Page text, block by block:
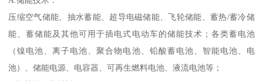
压缩空气储能、抽水蓄能、超导电磁储能、飞轮储能、蓄热/蓄冷储
能、蓄储能及其他可用于插电式电动车的储能技术；各类蓄电池
（镍电池、离子电池、聚合物电池、铅酸蓄电池、智能电池、电
池）、储能电源、电容器、可再生燃料电池、液流电池等；